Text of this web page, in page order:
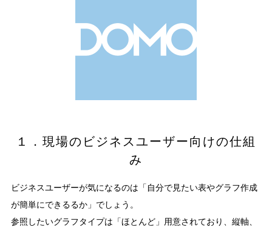
１．現場のビジネスユーザー向けの仕組
み
ビジネスユーザーが気になるのは「自分で見たい表やグラフ作成
が簡単にできるるか」でしょう。
参照したいグラフタイプは「ほとんど」用意されており、縦軸、